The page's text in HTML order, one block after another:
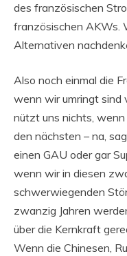
des französischen
französischen AKWs.
Alternativen
Also noch einmal die
wenn wir umringt sind
nützt uns nichts,
den nächsten – na,
einen GAU oder gar
wenn wir in diesen
schwerwiegenden
zwanzig Jahren
über die Kernkraft
Wenn die Chinesen,